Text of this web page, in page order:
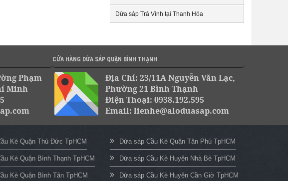
Dừa sáp Trà Vinh tại Thanh Hóa
Phạm
Minh
CỬA HÀNG DỪA SÁP QUẬN BÌNH THẠNH
Địa Chỉ: 23/11A Nguyễn Văn Lạc,
Phường 21 Bình Thạnh
Điện Thoại: 0938.192.595
Email: lienhe@aloduasap.com
Kè Quận Thủ Đức TpHCM
Kè Quận Bình Thạnh TpHCM
Kè Quận Bình Tân TpHCM
Dừa sáp Cầu Kè Quận Tân Phú TpHCM
Dừa sáp Cầu Kè Huyện Nhà Bè TpHCM
Dừa sáp Cầu Kè Huyện Cần Giờ TpHCM